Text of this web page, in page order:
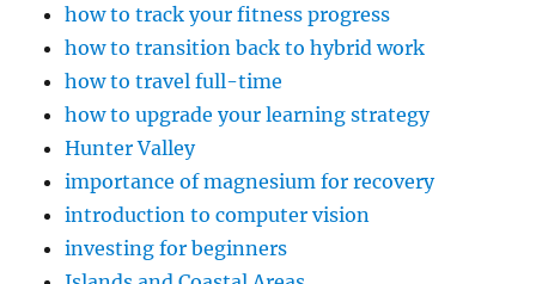
how to track your fitness progress
how to transition back to hybrid work
how to travel full-time
how to upgrade your learning strategy
Hunter Valley
importance of magnesium for recovery
introduction to computer vision
investing for beginners